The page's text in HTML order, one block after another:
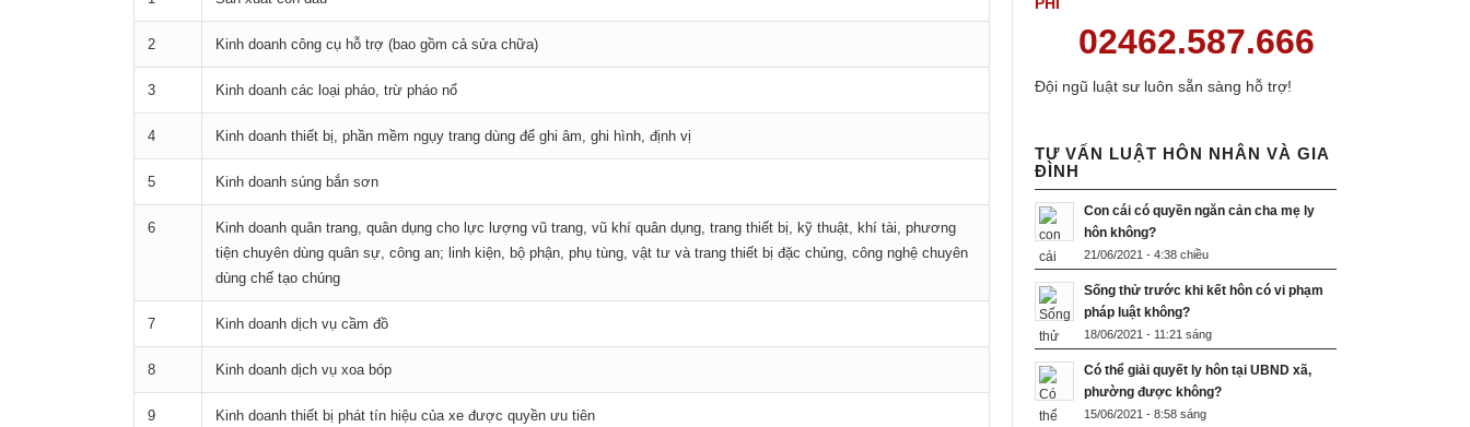
2 Kinh doanh công cụ hỗ trợ (bao gồm cả sửa chữa)
3 Kinh doanh các loại pháo, trừ pháo nổ
4 Kinh doanh thiết bị, phần mềm ngụy trang dùng để ghi âm, ghi hình, định vị
5 Kinh doanh súng bắn sơn
6
Kinh doanh quân trang, quân dụng cho lực lượng vũ trang, vũ khí quân dụng, trang thiết bị, kỹ thuật, khí tài, phương
tiện chuyên dùng quân sự, công an; linh kiện, bộ phận, phụ tùng, vật tư và trang thiết bị đặc chủng, công nghệ chuyên
dùng chế tạo chúng
7 Kinh doanh dịch vụ cầm đồ
8 Kinh doanh dịch vụ xoa bóp
9 Kinh doanh thiết bị phát tín hiệu của xe được quyền ưu tiên
PHÍ
02462.587.666
Đội ngũ luật sư luôn sẵn sàng hỗ trợ!
TƯ VẤN LUẬT HÔN NHÂN VÀ GIA
ĐÌNH
Con cái có quyền ngăn cản cha mẹ ly
hôn không?
21/06/2021 - 4:38 chiều
Sống thử trước khi kết hôn có vi phạm
pháp luật không?
18/06/2021 - 11:21 sáng
Có thể giải quyết ly hôn tại UBND xã,
phường được không?
15/06/2021 - 8:58 sáng